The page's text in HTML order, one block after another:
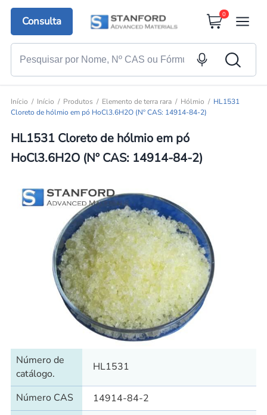
Consulta
0
Início Início Produtos Elemento de terra rara Hólmio
HL1531
Cloreto de hólmio em pó HoCl3.6H2O (Nº CAS: 14914-84-2)
HL1531 Cloreto de hólmio em pó
HoCl3.6H2O (Nº CAS: 14914-84-2)
Número de
catálogo.
HL1531
Número CAS
14914-84-2